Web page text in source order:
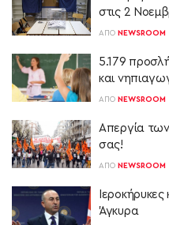
στις 2
ΑΠΌ NEWSROOM
5.179
και
ΑΠΌ NEWSROOM
Απεργία
σας!
ΑΠΌ NEWSROOM
Άγκυρα